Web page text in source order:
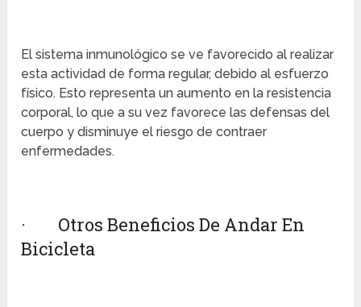
El sistema inmunológico se ve favorecido al realizar
esta actividad de forma regular, debido al esfuerzo
físico. Esto representa un aumento en la resistencia
corporal, lo que a su vez favorece las defensas del
cuerpo y disminuye el riesgo de contraer
enfermedades.
· Otros Beneficios De Andar En
Bicicleta